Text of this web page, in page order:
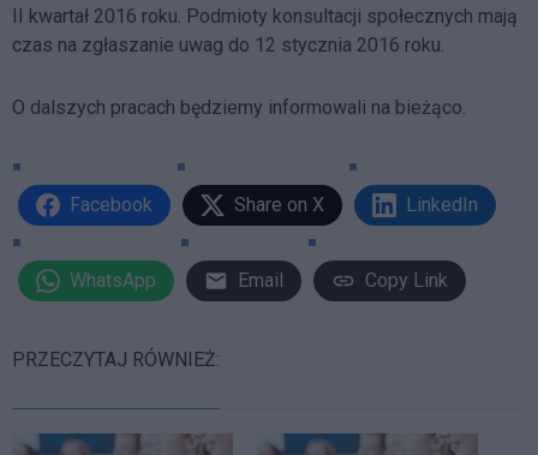
II kwartał 2016 roku. Podmioty konsultacji społecznych mają
czas na zgłaszanie uwag do 12 stycznia 2016 roku.
O dalszych pracach będziemy informowali na bieżąco.
Facebook Share on X LinkedIn
WhatsApp Email Copy Link
PRZECZYTAJ RÓWNIEŻ: